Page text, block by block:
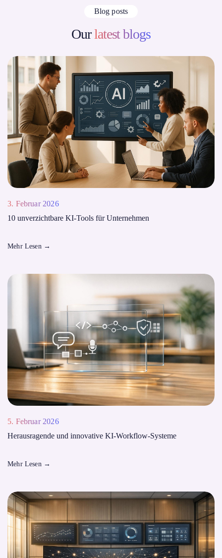
Blog posts
Ourlatest blogs
3. Februar 2026
10 unverzichtbare KI-Tools für Unternehmen
Mehr Lesen →
5. Februar 2026
Herausragende und innovative KI-Workflow-Systeme
Mehr Lesen →